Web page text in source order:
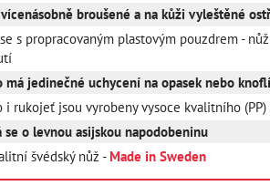
broušené a na kůži vyleštěné
s propracovaným plastovým pouzdrem -
má jedinečné uchycení na opasek nebo
i rukojeť jsou vyrobeny vysoce kvalitního
se o levnou asijskou napodobeninu
švédský nůž - Made in Sweden